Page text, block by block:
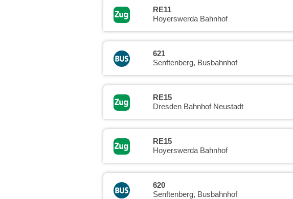
RE11
Hoyerswerda Bahnhof
621
Senftenberg, Busbahnhof
RE15
Dresden Bahnhof Neustadt
RE15
Hoyerswerda Bahnhof
620
Senftenberg, Busbahnhof